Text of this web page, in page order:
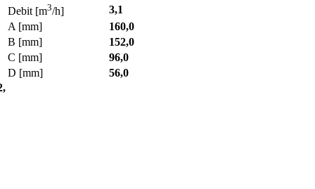
Debit [m3/h]
3,1
A [mm]
160,0
B [mm]
152,0
C [mm]
96,0
D [mm]
56,0